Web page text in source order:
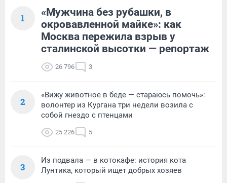
1
«Мужчина без рубашки, в
окровавленной майке»: как
Москва пережила взрыв у
сталинской высотки — репортаж
26 796 3
2
«Вижу животное в беде — стараюсь помочь»:
волонтер из Кургана три недели возила с
собой гнездо с птенцами
25 226 5
3
Из подвала — в котокафе: история кота
Лунтика, который ищет добрых хозяев